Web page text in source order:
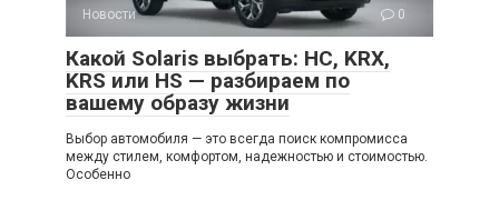
Новости 0
Какой Solaris выбрать: HC, KRX,
KRS или HS — разбираем по
вашему образу жизни
Выбор автомобиля — это всегда поиск компромисса
между стилем, комфортом, надежностью и стоимостью.
Особенно